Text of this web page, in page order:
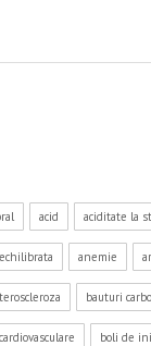
acid aciditate la
anemie
bauturi
boli de